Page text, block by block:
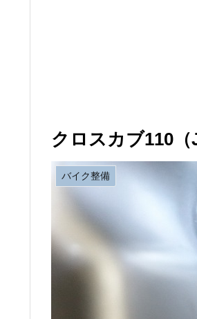
クロスカブ110
バイク整備